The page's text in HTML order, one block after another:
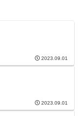
2023.09.01
2023.09.01